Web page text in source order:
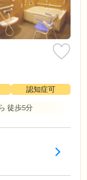
認知症可
徒歩5分